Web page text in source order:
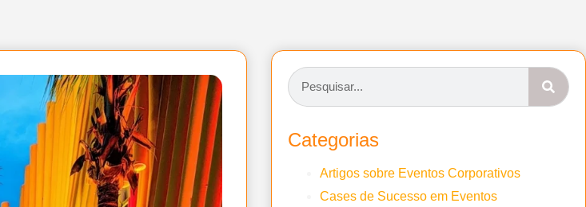
Categorias
Artigos sobre Eventos Corporativos
Cases de Sucesso em Eventos